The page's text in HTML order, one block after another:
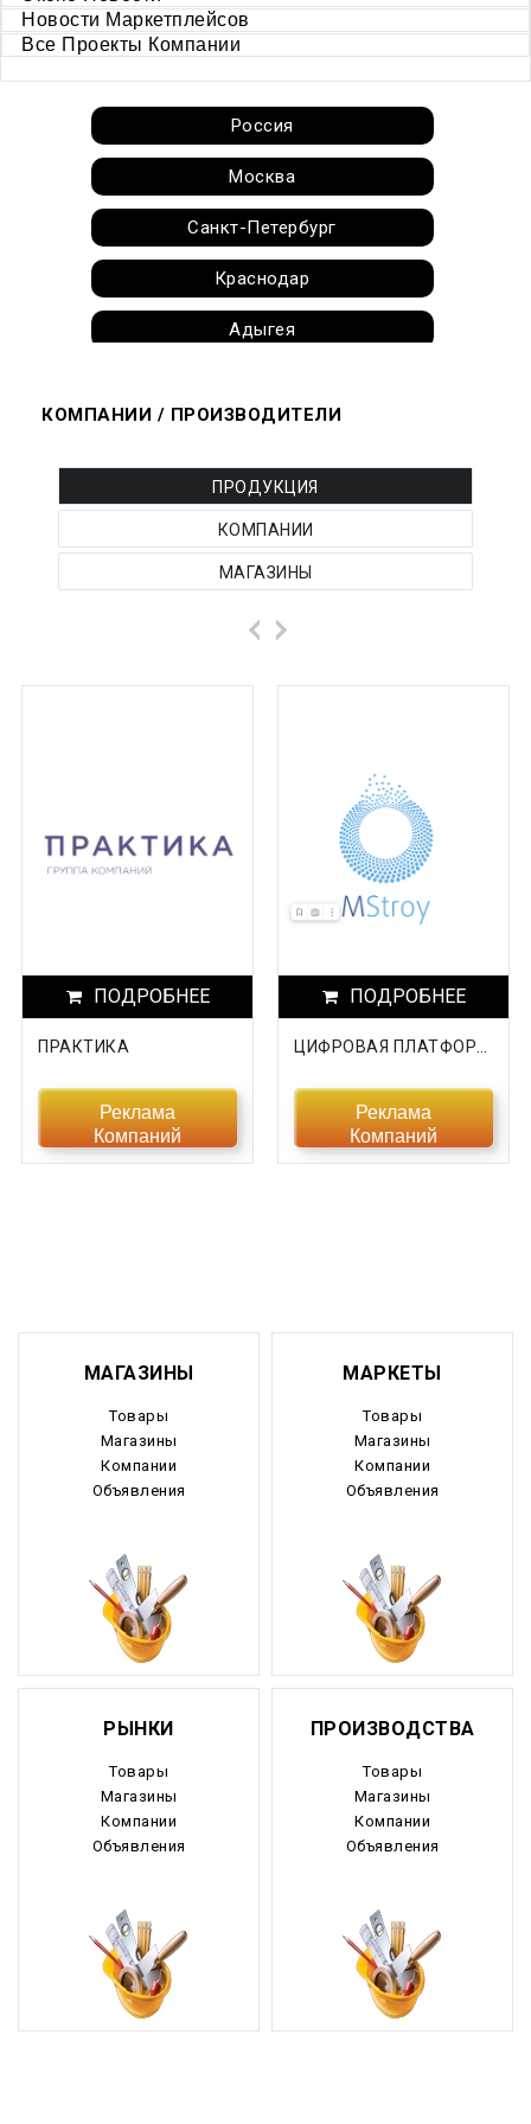
Новости Маркетплейсов
Все Проекты Компании
Россия
Москва
Санкт-Петербург
Краснодар
Адыгея
Алтайский край
Амурская область
Архангельская область
Астраханская область
Башкортостанa
Белгородская область
Владимирская область
Волгоградская область
Воронежская область
Дагестан
Еврейская АО
Забайкальский край
Калининградская область
Костромская область
КОМПАНИИ / ПРОИЗВОДИТЕЛИ
ПРОДУКЦИЯ
КОМПАНИИ
МАГАЗИНЫ
ПОДРОБНЕЕ
ПРАКТИКА
Реклама
Компаний
ПОДРОБНЕЕ
Реклама
Компаний
МАГАЗИНЫ
Товары
Магазины
Компании
Объявления
МАРКЕТЫ
Товары
Магазины
Компании
Объявления
РЫНКИ
Товары
Магазины
Компании
Объявления
ПРОИЗВОДСТВА
Товары
Магазины
Компании
Объявления